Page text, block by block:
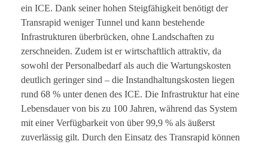
ein ICE. Dank seiner hohen Steigfähigkeit benötigt der
Transrapid weniger Tunnel und kann bestehende
Infrastrukturen überbrücken, ohne Landschaften zu
zerschneiden. Zudem ist er wirtschaftlich attraktiv, da
sowohl der Personalbedarf als auch die Wartungskosten
deutlich geringer sind – die Instandhaltungskosten liegen
rund 68 % unter denen des ICE. Die Infrastruktur hat eine
Lebensdauer von bis zu 100 Jahren, während das System
mit einer Verfügbarkeit von über 99,9 % als äußerst
zuverlässig gilt. Durch den Einsatz des Transrapid können